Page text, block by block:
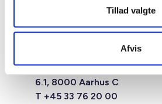
Tillad valgte
Afvis
Mariane Thomsens Gade 2F,
6.1, 8000 Aarhus C
T +45 33 76 20 00